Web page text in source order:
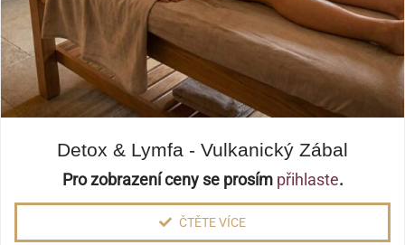
Detox & Lymfa - Vulkanický Zábal
Pro zobrazení ceny se prosím přihlaste.
ČTĚTE VÍCE